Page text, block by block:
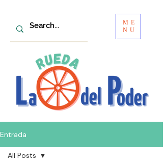
ME
NU
Entrada
All Posts